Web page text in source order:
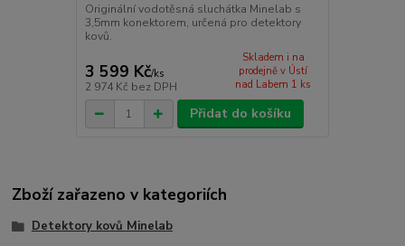
Originální vodotěsná sluchátka Minelab s
3,5mm konektorem, určená pro detektory
kovů.
3 599 Kč/ks
2 974 Kč bez DPH
Skladem i na
prodejně v Ústí
nad Labem 1 ks
Přidat do košíku
Zboží zařazeno v kategoriích
Detektory kovů Minelab